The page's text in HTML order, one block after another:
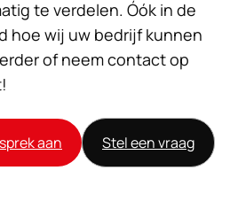
te verdelen. Óók in de
hoe wij uw bedrijf kunnen
of neem contact op
aan Stel een vraag